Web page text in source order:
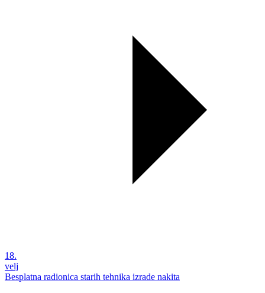
18.
velj
Besplatna radionica starih tehnika izrade nakita